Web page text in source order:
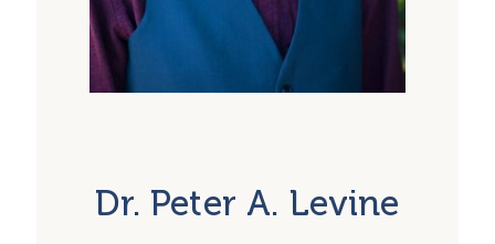
50%. Die Kursleitung behält sich vor,
Teilnehmende darüber zu informieren, dass
sie das Training nicht fortsetzen können,
sofern klinische Bedenken über ihre Art des
Voraussetzung für eine Teilnahme an der
Dr. Peter A. Levine